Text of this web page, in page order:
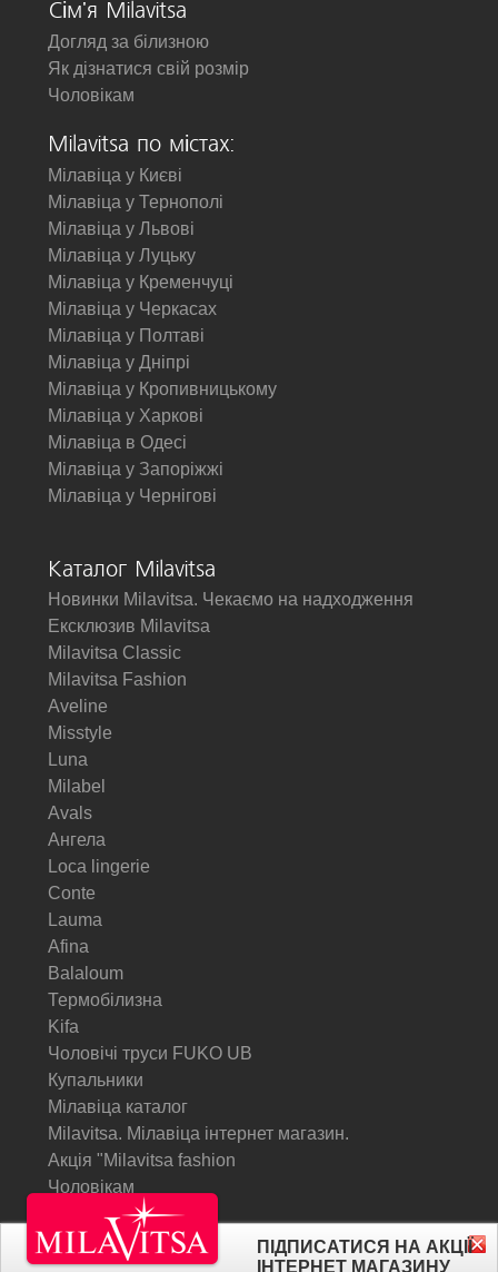
Сім'я Milavitsa
Догляд за білизною
Як дізнатися свій розмір
Чоловікам
Milavitsa по містах:
Мілавіца у Києві
Мілавіца у Тернополі
Мілавіца у Львові
Мілавіца у Луцьку
Мілавіца у Кременчуці
Мілавіца у Черкасах
Мілавіца у Полтаві
Мілавіца у Дніпрі
Мілавіца у Кропивницькому
Мілавіца у Харкові
Мілавіца в Одесі
Мілавіца у Запоріжжі
Мілавіца у Чернігові
Каталог Milavitsa
Новинки Milavitsa. Чекаємо на надходження
Ексклюзив Milavitsa
Milavitsa Classic
Milavitsa Fashion
Aveline
Misstyle
Luna
Milabel
Avals
Ангела
Loca lingerie
Conte
Lauma
Afina
Balaloum
Термобілизна
Kifa
Чоловічі труси FUKO UB
Купальники
Мілавіца каталог
Milavitsa. Мілавіца інтернет магазин.
Акція "Milavitsa fashion
Чоловікам
ПІДПИСАТИСЯ НА АКЦІЇ
ІНТЕРНЕТ МАГАЗИНУ
© Milavitsa.